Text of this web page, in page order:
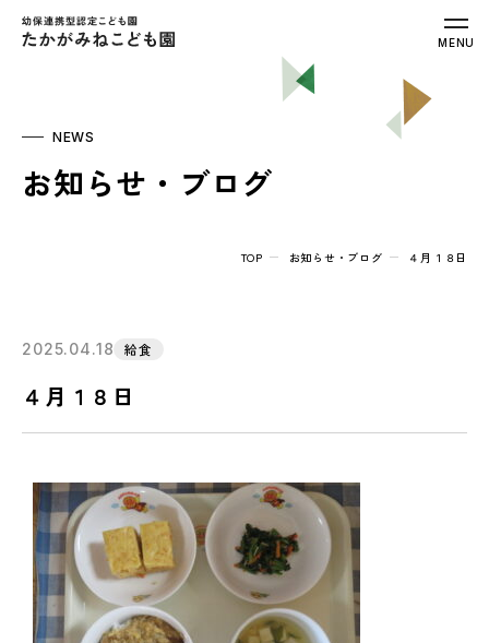
幼保連携型認定こども園 たかがみねこ
MENU
NEWS
お知らせ・ブログ
TOP お知らせ・ブログ ４月１８日
2025.04.18 給食
４月１８日